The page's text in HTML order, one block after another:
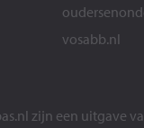
vosabb.nl
zijn een uitgave